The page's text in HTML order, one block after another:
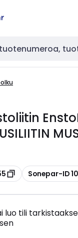
Kopioi
Sonepar-ID
luo tili